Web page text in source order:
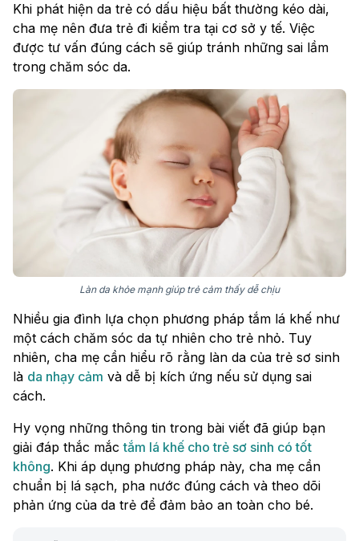
Khi phát hiện da trẻ có dấu hiệu bất thường kéo dài,
cha mẹ nên đưa trẻ đi kiểm tra tại cơ sở y tế. Việc
được tư vấn đúng cách sẽ giúp tránh những sai lầm
trong chăm sóc da.
Làn da khỏe mạnh giúp trẻ cảm thấy dễ chịu
Nhiều gia đình lựa chọn phương pháp tắm lá khế như
một cách chăm sóc da tự nhiên cho trẻ nhỏ. Tuy
nhiên, cha mẹ cần hiểu rõ rằng làn da của trẻ sơ sinh
là da nhạy cảm và dễ bị kích ứng nếu sử dụng sai
cách.
Hy vọng những thông tin trong bài viết đã giúp bạn
giải đáp thắc mắctắm lá khế cho trẻ sơ sinh có tốt
không. Khi áp dụng phương pháp này, cha mẹ cần
chuẩn bị lá sạch, pha nước đúng cách và theo dõi
phản ứng của da trẻ để đảm bảo an toàn cho bé.